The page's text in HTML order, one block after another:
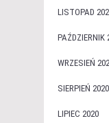
LISTOPAD
PAŹDZIERNIK
WRZESIEŃ
SIERPIEŃ 2020
LIPIEC 2020